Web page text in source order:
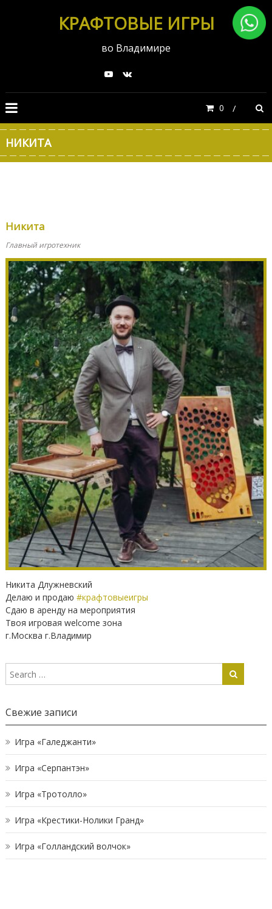
КРАФТОВЫЕ ИГРЫ
во Владимире
0
НИКИТА
Никита
Главный игротехник
Никита Длужневский
Делаю и продаю #крафтовыеигры
Сдаю в аренду на мероприятия
Твоя игровая welcome зона
г.Москва г.Владимир
Свежие записи
Игра «Галеджанти»
Игра «Серпантэн»
Игра «Тротолло»
Игра «Крестики-Нолики Гранд»
Игра «Голландский волчок»